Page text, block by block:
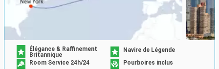
Élégance & Raffinement
Britannique
Navire de Légende
Room Service 24h/24
Pourboires inclus